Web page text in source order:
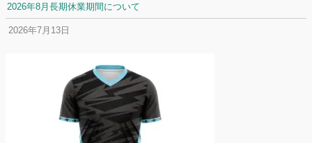
2026年8月長期休業期間について
2026年7月13日
名前入りユニフォームで子どもの自信が「プラスになった」と感じた保
護者は約67%！「やや高いと感じたが納得して購入した」と価値を実感
する声も32.7%に！